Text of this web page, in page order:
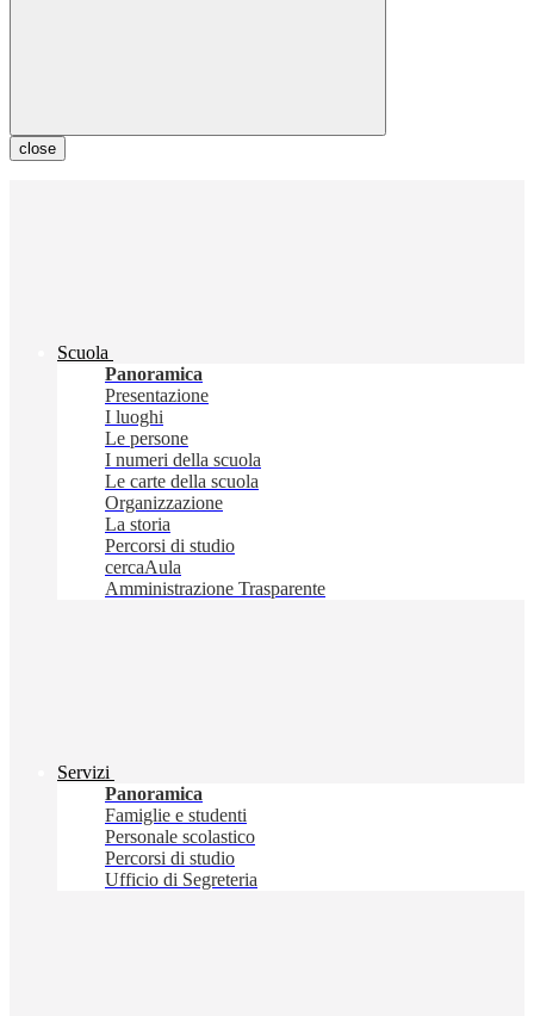
close
Scuola
Panoramica
Presentazione
I luoghi
Le persone
I numeri della scuola
Le carte della scuola
Organizzazione
La storia
Percorsi di studio
cercaAula
Amministrazione Trasparente
Servizi
Panoramica
Famiglie e studenti
Personale scolastico
Percorsi di studio
Ufficio di Segreteria